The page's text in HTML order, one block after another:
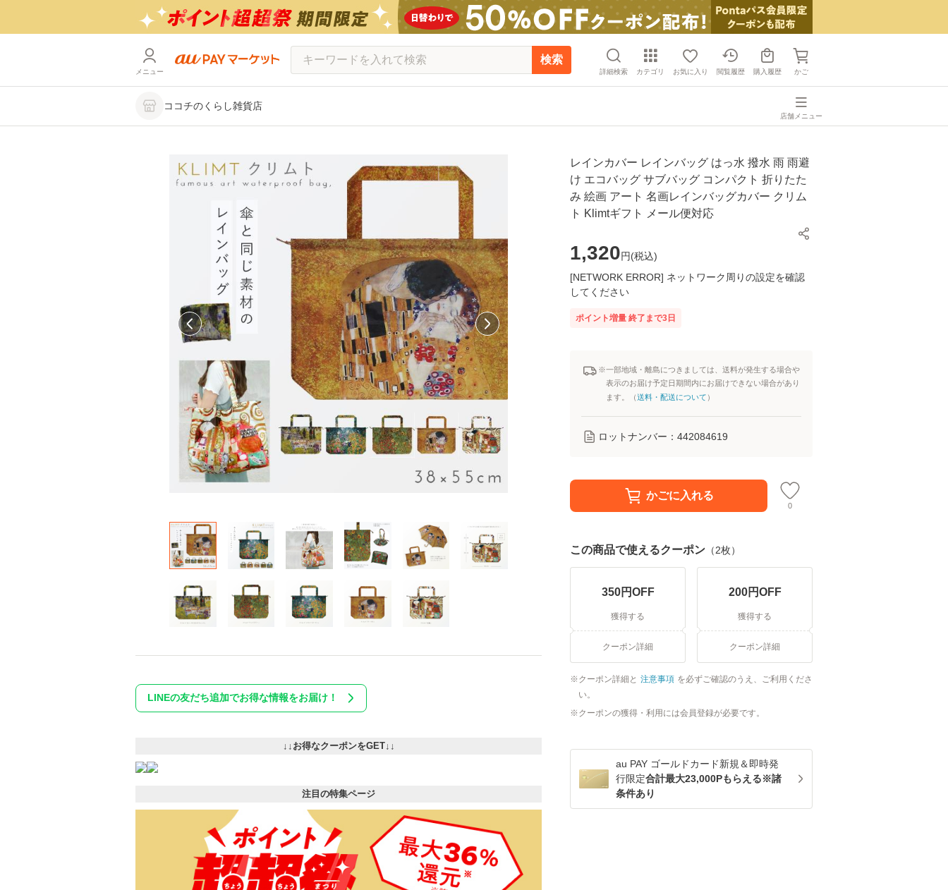
メニュー
検索
詳細検索 カテゴリ お気に入り 閲覧履歴 購入履歴 かご
ココチのくらし雑貨店
店舗メニュー
レインカバー レインバッグ はっ水 撥水 雨 雨避
け エコバッグ サブバッグ コンパクト 折りたた
み 絵画 アート 名画レインバッグカバー クリム
ト Klimtギフト メール便対応
1,320円(税込)
[NETWORK ERROR] ネットワーク周りの設定を確認
してください
ポイント増量 終了まで3 日
※一部地域・離島につきましては、送料が発生する場合や
表示のお届け予定日期間内にお届けできない場合があり
ます。（送料・配送について ）
ロットナンバー： 442084619
かごに入れる
0
この商品で使えるクーポン （2枚）
350円OFF
獲得する
クーポン詳細
200円OFF
獲得する
クーポン詳細
クーポン詳細と 注意事項 を必ずご確認のうえ、ご利用くださ
い。
クーポンの獲得・利用には会員登録が必要です。
au PAY ゴールドカード新規＆即時発
行限定合計最大23,000Pもらえる※諸
条件あり
LINEの友だち追加でお得な情報をお届け！
↓↓お得なクーポンをGET↓↓
注目の特集ページ